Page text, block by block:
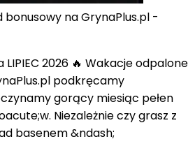
bonusowy na GrynaPlus.pl -
LIPIEC 2026 🔥 Wakacje odpalone
podkręcamy
gorący miesiąc pełen
Niezależnie czy grasz z
basenem &ndash;